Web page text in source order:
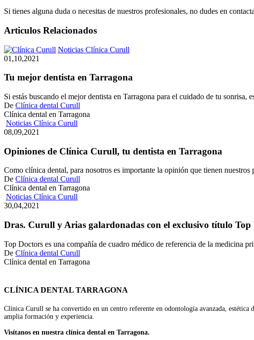
Si tienes alguna duda o necesitas de nuestros profesionales, no dudes en
Articulos Relacionados
Noticias Clínica Curull
en
01,10,2021
Tu mejor dentista en Tarragona
Si estás buscando el mejor dentista en Tarragona para el cuidado de tu sonrisa,
De Clínica dental Curull
Clínica dental en Tarragona
Noticias Clínica Curull
Curull,
dentista
en
Tarragona
08,09,2021
Opiniones de Clínica Curull, tu dentista en Tarragona
Como clínica dental, para nosotros es importante la opinión que tienen
De Clínica dental Curull
Clínica dental en Tarragona
Noticias Clínica Curull
Arias
galardonadas
con
el
exclusivo
título
30,04,2021
Dras. Curull y Arias galardonadas con el exclusivo título Top
Top Doctors es una compañía de cuadro médico de referencia de la medicina
De Clínica dental Curull
Clínica dental en Tarragona
CLÍNICA DENTAL TARRAGONA
Clínica Curull se ha convertido en un centro referente en odontología avanzada,
amplia formación y experiencia.
Visítanos en nuestra clínica dental en Tarragona.